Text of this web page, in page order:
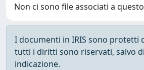
Non ci sono file associati a
I documenti in IRIS sono protetti
tutti i diritti sono riservati, salvo
indicazione.